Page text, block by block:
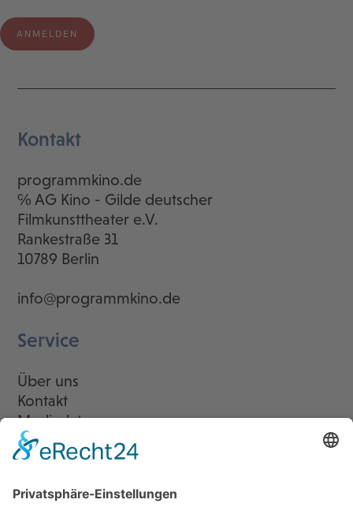
Kontakt
programmkino.de
℅ AG Kino - Gilde deutscher
Filmkunsttheater e.V.
Rankestraße 31
10789 Berlin
info@programmkino.de
Service
Über uns
Kontakt
Mediadaten
Newsletter
LogIn
Legal